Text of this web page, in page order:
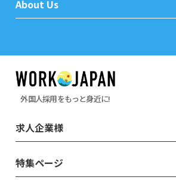
About Us
外国人採用をもっと身近に!
求人企業様
特集ページ